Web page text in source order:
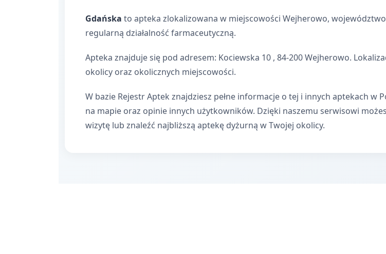
Gdańska to apteka zlokalizowana w miejscowości Wejherowo,
regularną działalność farmaceutyczną.
Apteka znajduje się pod adresem: Kociewska 10 , 84-200 Wejherowo.
okolicy oraz okolicznych miejscowości.
W bazie Rejestr Aptek znajdziesz pełne informacje o tej i innych aptekach
na mapie oraz opinie innych użytkowników. Dzięki naszemu serwisowi
wizytę lub znaleźć najbliższą aptekę dyżurną w Twojej okolicy.